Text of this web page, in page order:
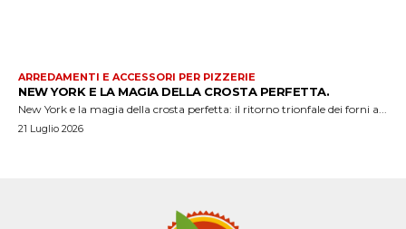
ARREDAMENTI E ACCESSORI PER PIZZERIE
NEW YORK E LA MAGIA DELLA CROSTA PERFETTA.
New York e la magia della crosta perfetta: il ritorno trionfale dei forni a...
21 Luglio 2026